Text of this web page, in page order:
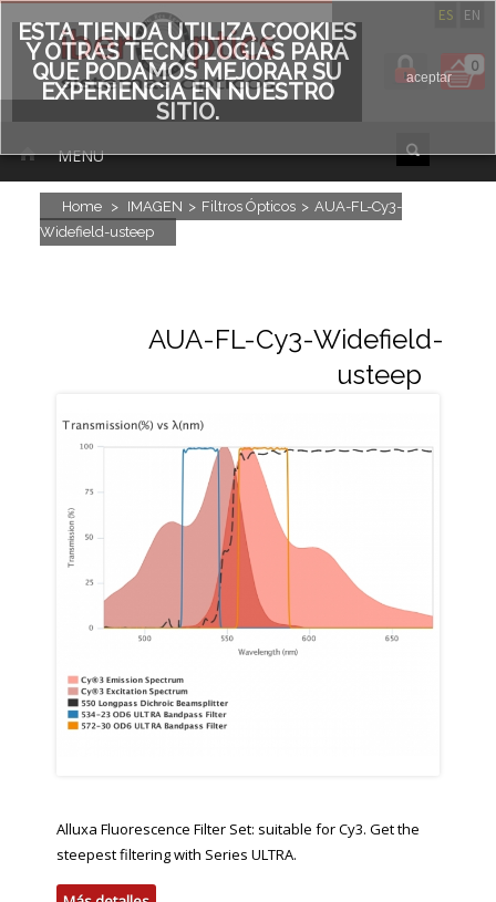
ES EN
0
MENU
Home > IMAGEN > Filtros Ópticos > AUA-FL-Cy3-
Widefield-usteep
AUA-FL-Cy3-Widefield-
usteep
Alluxa Fluorescence Filter Set: suitable for Cy3. Get the
steepest filtering with Series ULTRA.
ESTA TIENDA UTILIZA COOKIES
Y OTRAS TECNOLOGÍAS PARA
QUE PODAMOS MEJORAR SU
EXPERIENCIA EN NUESTRO
SITIO.
aceptar